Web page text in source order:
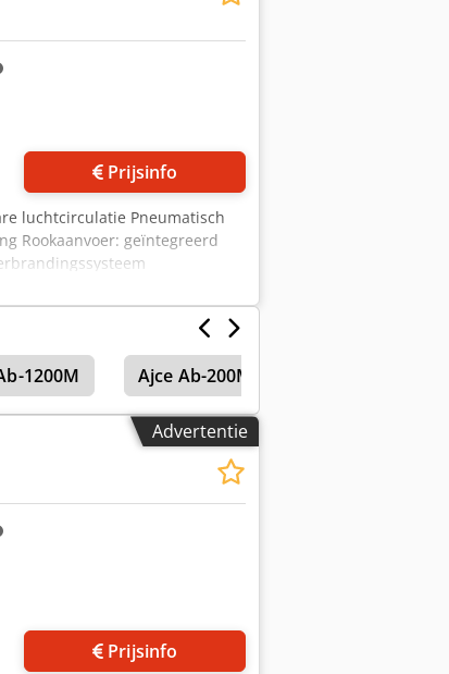
Prijsinfo
luchtcirculatie Pneumatisch
Rookaanvoer: geïntegreerd
Crjdpfsfiwq Rsx Aknjf
na geavanceerde betaling
1200M Ajce Ab-200M
Advertentie
Prijsinfo